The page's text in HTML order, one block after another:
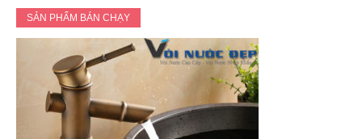
SẢN PHẨM BÁN CHẠY